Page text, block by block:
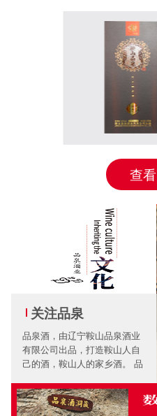
查
关注品泉
品泉酒，由辽宁鞍山品泉酒业
有限公司出品，打造鞍山人自
己的酒，鞍山人的家乡酒。 品
勤奋进取的人文精神，踏实做
好每一滴酒。 品泉酒传承百年